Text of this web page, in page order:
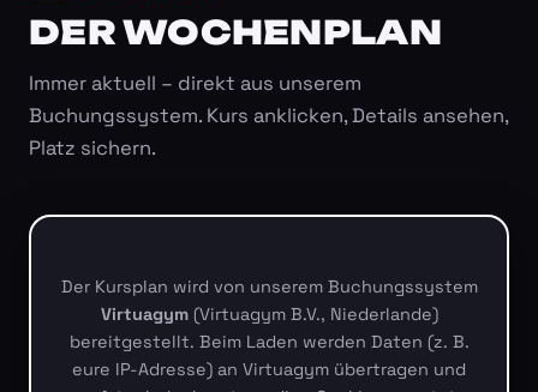
DER WOCHENPLAN
Immer aktuell – direkt aus unserem
Buchungssystem. Kurs anklicken, Details ansehen,
Platz sichern.
Der Kursplan wird von unserem Buchungssystem
Virtuagym(Virtuagym B.V., Niederlande)
bereitgestellt. Beim Laden werden Daten (z. B.
eure IP-Adresse) an Virtuagym übertragen und